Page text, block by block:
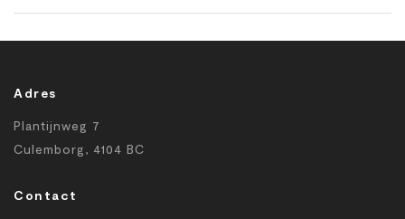
Adres
Plantijnweg 7
Culemborg, 4104 BC
Contact